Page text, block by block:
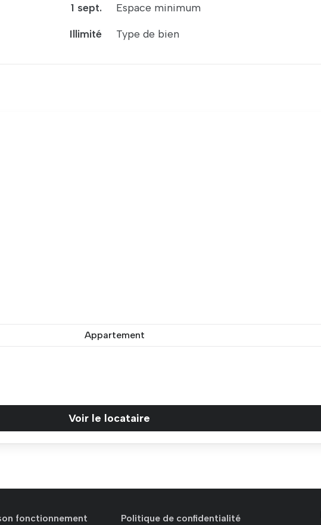
1 sept.
Illimité
Espace minimum
Type de bien
Appartement
Voir le locataire
fonctionnement Politique de confidentialité